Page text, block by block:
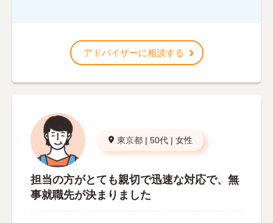
アドバイザーに相談する
東京都 | 50代 | 女性
担当の方がとても親切で迅速な対応で、無
事就職先が決まりました